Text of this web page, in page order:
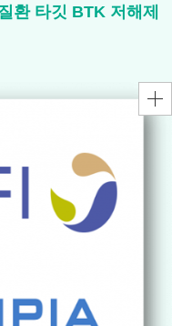
환 타깃 BTK 저해제